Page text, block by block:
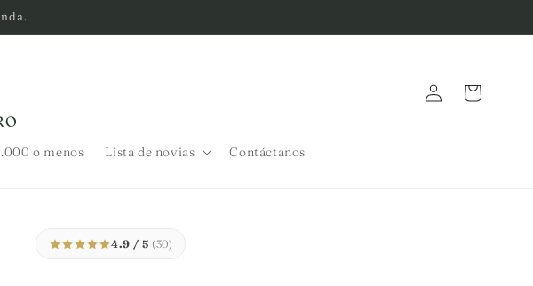
o menos Lista de novias Contáctanos
sesión
Carrito
4.9 / 5 (30)